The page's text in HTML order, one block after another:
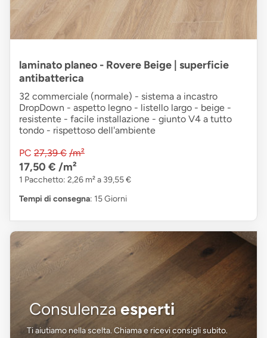
laminato planeo - Rovere Beige | superficie
antibatterica
32 commerciale (normale) - sistema a incastro
DropDown - aspetto legno - listello largo - beige -
resistente - facile installazione - giunto V4 a tutto
tondo - rispettoso dell'ambiente
PC 27,39 € /m²
17,50 € /m²
1 Pacchetto: 2,26 m² a 39,55 €
Tempi di consegna: 15 Giorni
Consulenza esperti
Ti aiutiamo nella scelta. Chiama e ricevi consigli subito.